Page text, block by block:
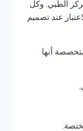
الطبي. وكل
عند تصميم
أنها